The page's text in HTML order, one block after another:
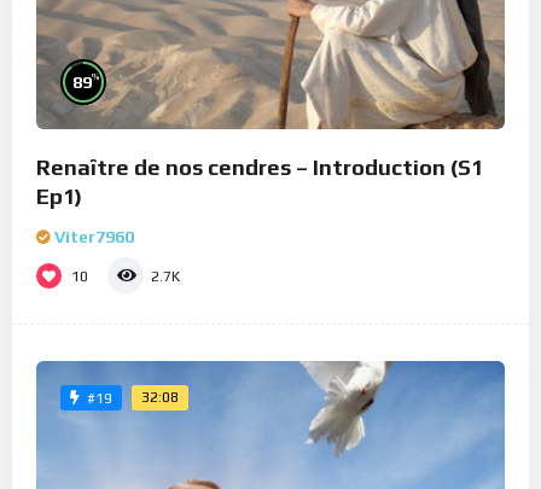
89%
Renaître de nos cendres – Introduction (S1
Ep1)
Viter7960
10 2.7K
#19 32:08